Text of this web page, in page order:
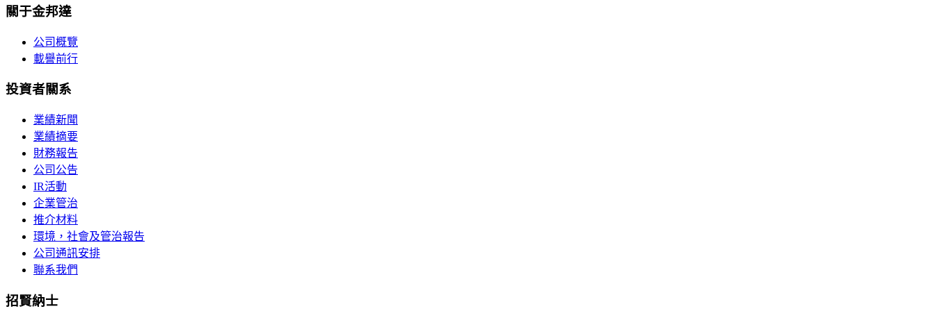
關于金邦達
公司概覽
載譽前行
投資者關系
業績新聞
業績摘要
財務報告
公司公告
IR活動
企業管治
推介材料
環境，社會及管治報告
公司通訊安排
聯系我們
招賢納士